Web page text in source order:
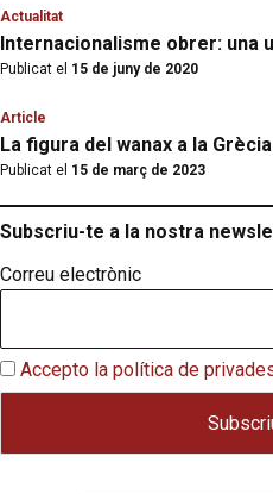
Actualitat
Internacionalisme obrer: una
Publicat el 15 de juny de 2020
Article
La figura del wanax a la
Publicat el 15 de març de 2023
Subscriu-te a la nostra
Correu electrònic
Accepto la política de